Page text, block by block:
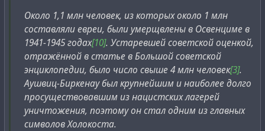
Около 1,1 млн человек, из которых около 1 млн
составляли евреи, были умерщвлены в Освенциме в
1941-1945 годах[10]. Устаревшей советской оценкой,
отражённой в статье в Большой советской
энциклопедии, было число свыше 4 млн человек[3].
Аушвиц-Биркенау был крупнейшим и наиболее долго
просуществовавшим из нацистских лагерей
уничтожения, поэтому он стал одним из главных
символов Холокоста.